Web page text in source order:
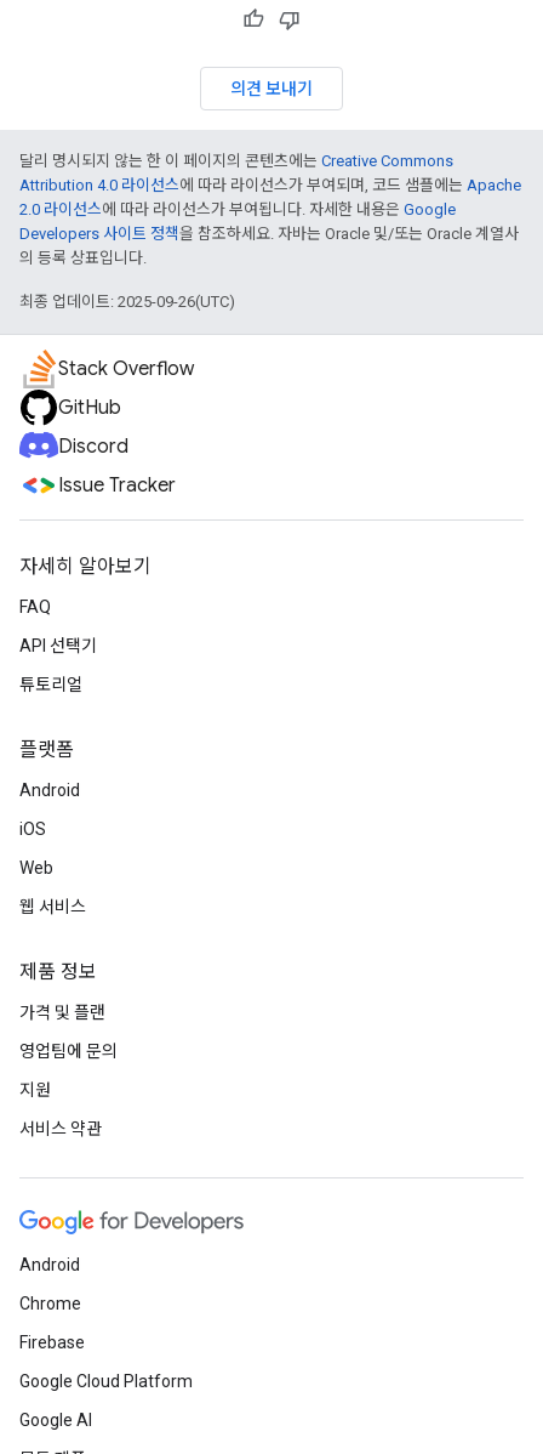
의견 보내기
달리 명시되지 않는 한 이 페이지의 콘텐츠에는 Creative Commons
Attribution 4.0 라이선스에 따라 라이선스가 부여되며, 코드 샘플에는 Apache
2.0 라이선스에 따라 라이선스가 부여됩니다. 자세한 내용은 Google
Developers 사이트 정책을 참조하세요. 자바는 Oracle 및/또는 Oracle 계열사
의 등록 상표입니다.
최종 업데이트: 2025-09-26(UTC)
Stack Overflow
GitHub
Discord
Issue Tracker
자세히 알아보기
FAQ
API 선택기
튜토리얼
플랫폼
Android
iOS
Web
웹 서비스
제품 정보
가격 및 플랜
영업팀에 문의
지원
서비스 약관
Android
Chrome
Firebase
Google Cloud Platform
Google AI